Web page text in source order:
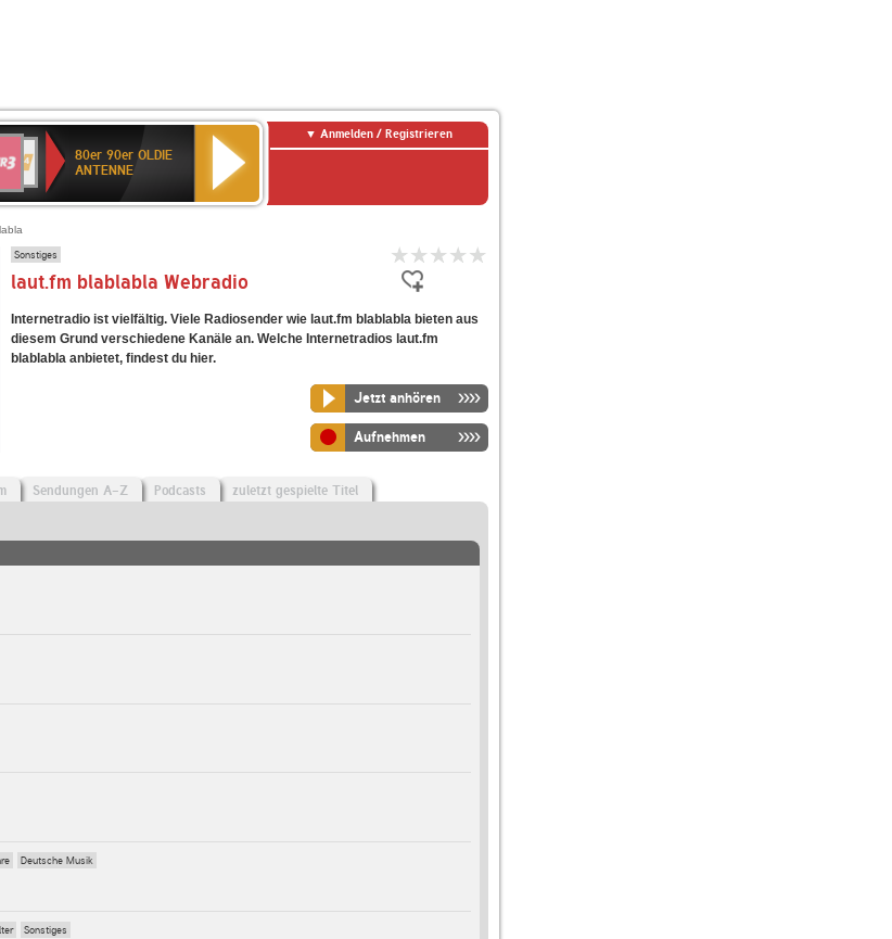
80er 90er OLDIE
ANTENNE
Anmelden / Registrieren
Sonstiges
laut.fm blablabla Webradio
Internetradio ist vielfältig. Viele Radiosender wie laut.fm blablabla bieten aus
diesem Grund verschiedene Kanäle an. Welche Internetradios laut.fm
blablabla anbietet, findest du hier.
Jetzt anhören
Aufnehmen
Sendungen A-Z Podcasts zuletzt gespielte Titel
Deutsche Musik
Sonstiges